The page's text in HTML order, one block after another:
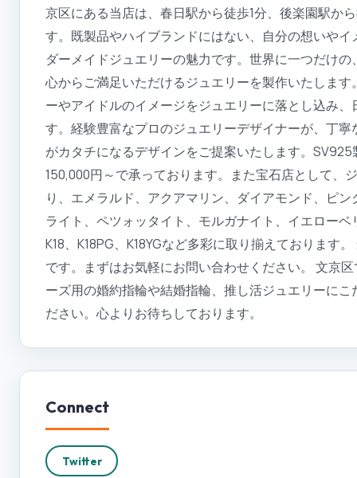
京区にある当店は、春日駅から徒歩1分、後楽園駅か
す。既製品やハイブランドにはない、自分の想いや
ダーメイドジュエリーの魅力です。世界に一つだけ
心からご満足いただけるジュエリーを製作いたしま
ーやアイドルのイメージをジュエリーに落とし込み
す。経験豊富なプロのジュエリーデザイナーが、丁
がカタチになるデザインをご提案いたします。
150,000円～で承っております。また宝石店として、
り、エメラルド、アクアマリン、ダイアモンド、ピ
ライト、ペツォッタイト、モルガナイト、イエロー
K18、K18PG、K18YGなど多彩に取り揃えておりま
です。まずはお気軽にお問い合わせください。 文京
ーズ用の婚約指輪や結婚指輪、推し活ジュエリーに
ださい。心よりお待ちしております。
Connect
Twitter